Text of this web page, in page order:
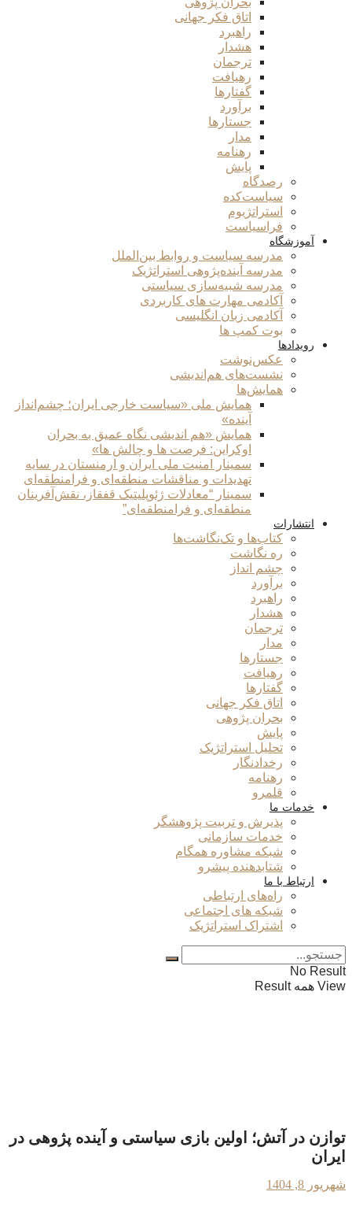
اتاق فکر جهانی
راهبرد
هشدار
ترجمان
رهیافت
گفتارها
برآورد
جستارها
مدار
رهنامه
پایش
رصدگاه
سیاست‌کده
استراتژیوم
فراسیاست
آموزشگاه
مدرسه سیاست و روابط بین‌الملل
مدرسه آینده‌پژوهی استراتژیک
مدرسه شبیه‌سازی سیاستی
آکادمی مهارت های کاربردی
آکادمی زبان انگلیسی
بوت کمپ ها
رویدادها
عکس‌نوشت
نشست‌های هم‌اندیشی
همایش‌ها
همایش ملی «سیاست خارجی ایران؛ چشم‌انداز
آینده»
همایش «هم اندیشی نگاه عمیق به بحران
اوکراین: فرصت ها و چالش ها»
سمینار امنیت ملی ایران و ارمنستان در سایه
تهدیدات و مناقشات منطقه‌ای و فرامنطقه‌ای
سمینار “معادلات ژئوپلیتیک قفقاز، نقش‌آفرینان
منطقه‌ای و فرامنطقه‌ای”
انتشارات
کتاب‌ها و تک‌نگاشت‌ها
ره نگاشت
چشم انداز
برآورد
راهبرد
هشدار
ترجمان
مدار
جستارها
رهیافت
گفتارها
اتاق فکر جهانی
بحران پژوهی
پایش
تحلیل استراتژیک
رخدادنگار
رهنامه
قلمرو
خدمات ما
پذیرش و تربیت پژوهشگر
خدمات سازمانی
شبکه مشاوره همگام
شتابدهنده پیشرو
ارتباط با ما
راه‌های ارتباطی
شبکه های اجتماعی
اشتراک استراتژیک
No Result
View همه Result
توازن در آتش؛ اولین بازی سیاستی و آینده پژوهی در
ایران
شهریور 8, 1404